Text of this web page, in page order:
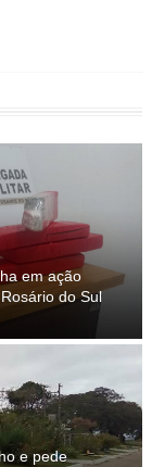
em ação
do Sul
e pede